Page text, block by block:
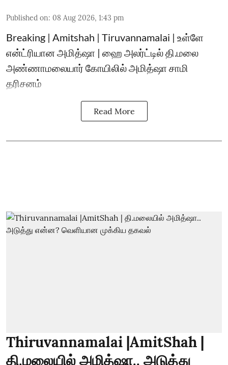
Published on: 08 Aug 2026, 1:43 pm
Breaking | Amitshah | Tiruvannamalai | உள்ளே
என்ட்ரியான அமித்ஷா | ஹை அலர்ட்டில் தி.மலை
அண்ணாமலையார் கோயிலில் அமித்ஷா சாமி
தரிசனம்
Read More
Thiruvannamalai |AmitShah |
தி.மலையில் அமித்ஷா.. அடுத்து